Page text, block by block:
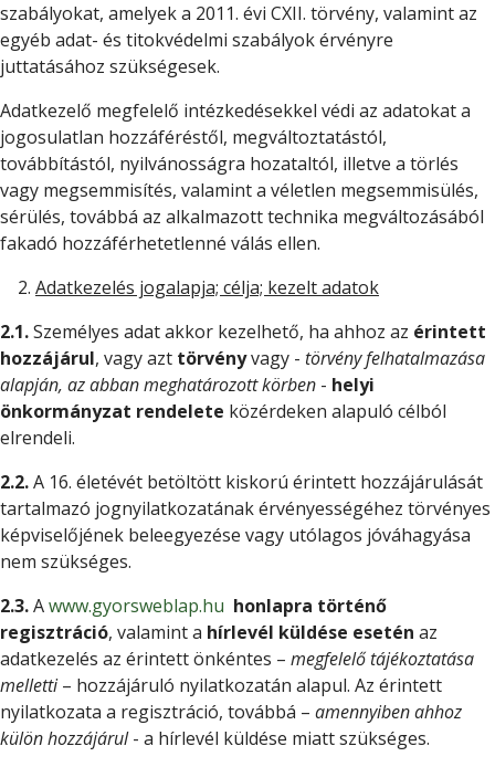
szabályokat, amelyek a 2011. évi CXII. törvény, valamint az
egyéb adat- és titokvédelmi szabályok érvényre
juttatásához szükségesek.
Adatkezelő megfelelő intézkedésekkel védi az adatokat a
jogosulatlan hozzáféréstől, megváltoztatástól,
továbbítástól, nyilvánosságra hozataltól, illetve a törlés
vagy megsemmisítés, valamint a véletlen megsemmisülés,
sérülés, továbbá az alkalmazott technika megváltozásából
fakadó hozzáférhetetlenné válás ellen.
Adatkezelés jogalapja; célja; kezelt adatok
2.1.Személyes adat akkor kezelhető, ha ahhoz az érintett
hozzájárul, vagy azt törvényvagy - törvény felhatalmazása
alapján, az abban meghatározott körben - helyi
önkormányzat rendelete közérdeken alapuló célból
elrendeli.
2.2.A 16. életévét betöltött kiskorú érintett hozzájárulását
tartalmazó jognyilatkozatának érvényességéhez törvényes
képviselőjének beleegyezése vagy utólagos jóváhagyása
nem szükséges.
2.3.Awww.gyorsweblap.hu honlapra történő
regisztráció, valamint a hírlevél küldése esetén az
adatkezelés az érintett önkéntes – megfelelő tájékoztatása
melletti– hozzájáruló nyilatkozatán alapul. Az érintett
nyilatkozata a regisztráció, továbbá – amennyiben ahhoz
külön hozzájárul- a hírlevél küldése miatt szükséges.